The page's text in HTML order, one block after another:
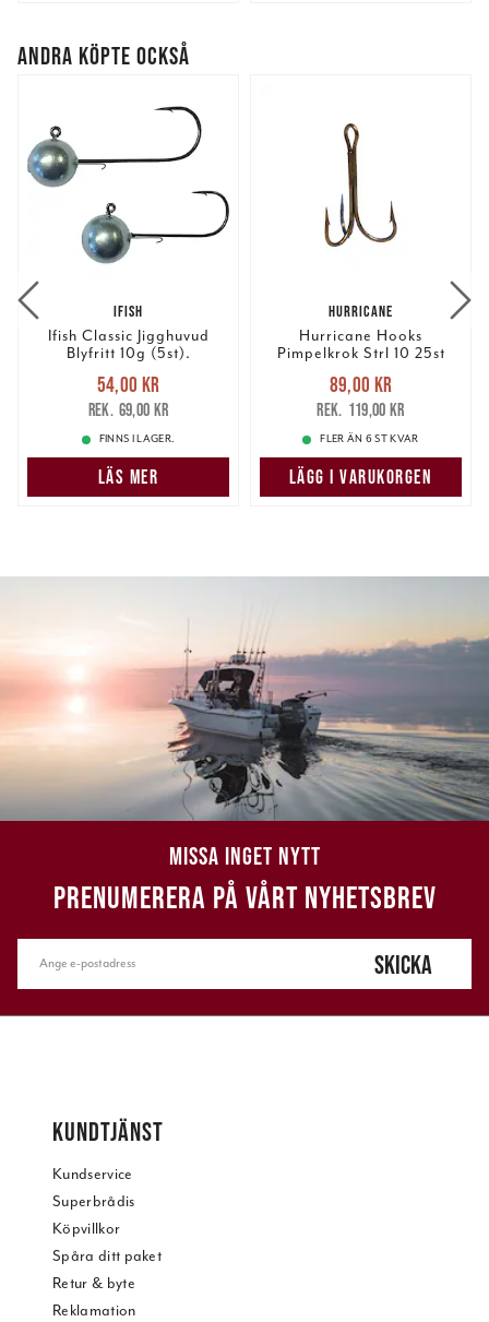
ANDRA KÖPTE OCKSÅ
IFISH
Ifish Classic Jigghuvud
Blyfritt 10g (5st).
Nuvarande pris
54,00 krTidigare pris
69,00 kr
54,00 kr
69,00 kr
FINNS I LAGER.
LÄS MER
HURRICANE
Hurricane Hooks
Pimpelkrok Strl 10 25st
Nuvarande pris
89,00 krTidigare pris
119,00 kr
89,00 kr
119,00 kr
FLER ÄN 6 ST KVAR
LÄGG I VARUKORGEN
MISSA INGET NYTT
PRENUMERERA PÅ VÅRT NYHETSBREV
SKICKA
KUNDTJÄNST
Kundservice
Superbrådis
Köpvillkor
Spåra ditt paket
Retur & byte
Reklamation